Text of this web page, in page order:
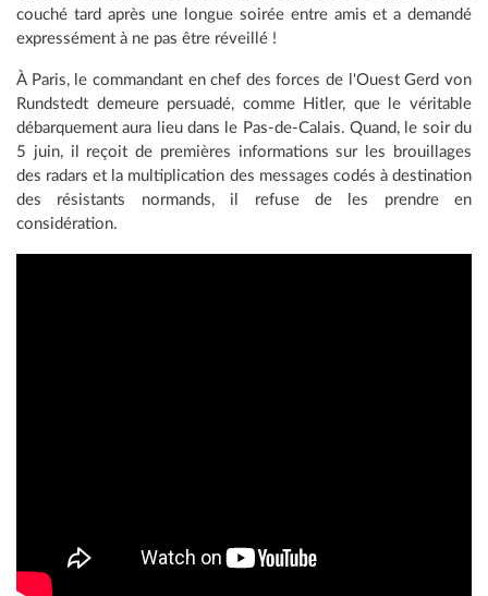
couché tard après une longue soirée entre amis et a demandé
expressément à ne pas être réveillé !
À Paris, le commandant en chef des forces de l'Ouest Gerd von
Rundstedt demeure persuadé, comme Hitler, que le véritable
débarquement aura lieu dans le Pas-de-Calais. Quand, le soir du
5 juin, il reçoit de premières informations sur les brouillages
des radars et la multiplication des messages codés à destination
des résistants normands, il refuse de les prendre en
considération.